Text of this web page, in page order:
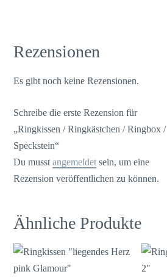
Rezensionen
Es gibt noch keine Rezensionen.
Schreibe die erste Rezension für
„Ringkissen / Ringkästchen / Ringbox /
Speckstein“
Du musstangemeldetsein, um eine
Rezension veröffentlichen zu können.
Ähnliche Produkte